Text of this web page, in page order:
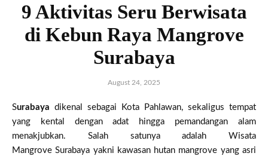
9 Aktivitas Seru Berwisata
di Kebun Raya Mangrove
Surabaya
August 24, 2025
Surabaya dikenal sebagai Kota Pahlawan, sekaligus tempat
yang kental dengan adat hingga pemandangan alam
menakjubkan. Salah satunya adalah Wisata
Mangrove Surabaya yakni kawasan hutan mangrove yang asri